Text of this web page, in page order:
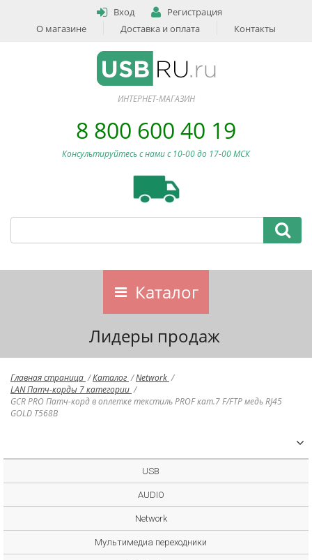
Вход
Регистрация
О магазине
Доставка и оплата Контакты
ИНТЕРНЕТ-МАГАЗИН
8 800 600 40 19
Консультируйтесь с нами c 10-00 до 17-00 МСК
Каталог
Лидеры продаж
Главная страница /Каталог /Network /
LAN Патч-корды 7 категории /
GCR PRO Патч-корд в оплетке текстиль PROF кат.7 F/FTP медь RJ45
GOLD T568B
USB
AUDIO
Network
Мультимедиа переходники